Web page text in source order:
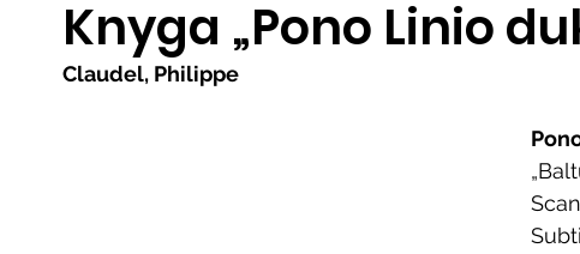
Sidabrinės bitės Garbės ženklas
Literatų
Knyga „Pono Linio
Claudel, Philippe